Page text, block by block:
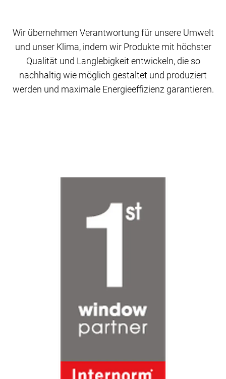
Wir übernehmen Verantwortung für unsere Umwelt
und unser Klima, indem wir Produkte mit höchster
Qualität und Langlebigkeit entwickeln, die so
nachhaltig wie möglich gestaltet und produziert
werden und maximale Energieeffizienz garantieren.